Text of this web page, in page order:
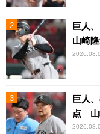
巨人
山崎
巨人
点 山